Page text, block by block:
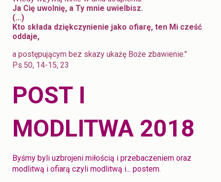
Ja Cię uwolnię, a Ty mnie uwielbisz.
(...)
Kto składa dziękczynienie jako ofiarę, ten Mi cześć
oddaje,
a postępującym bez skazy ukażę Boże zbawienie."
Ps.50, 14-15, 23
POST I
MODLITWA 2018
Byśmy byli uzbrojeni miłością i przebaczeniem oraz
modlitwą i ofiarą czyli modlitwą i... postem.